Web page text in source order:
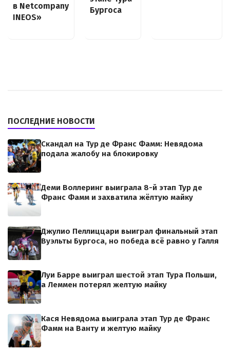
в Netcompany
INEOS»
Бургоса
ПОСЛЕДНИЕ НОВОСТИ
Скандал на Тур де Франс Фамм: Невядома
подала жалобу на блокировку
Деми Воллеринг выиграла 8-й этап Тур де
Франс Фамм и захватила жёлтую майку
Джулио Пеллиццари выиграл финальный этап
Вуэльты Бургоса, но победа всё равно у Галля
Луи Барре выиграл шестой этап Тура Польши,
а Леммен потерял желтую майку
Кася Невядома выиграла этап Тур де Франс
Фамм на Ванту и желтую майку